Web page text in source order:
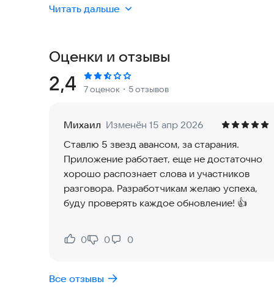
✨ ЧТО ВЫ ПОЛУЧАЕТЕ
Записывайте всё - совещания, лекции,
показывает ваш голос в реальном времени!
Получайте мгновенные резюме длинных
Просто и Красиво
Шикарный современный дизайн. Настолько
100% Конфиденциально
Студентов - Больше не упускайте детали лекций
Читать дальше
Оценки и отзывы
Рейтинг:
2,4 7 оценок ・5 отзывов
Михаил Изменён 15 апр 2026
Ставлю 5 звезд авансом, за старания.
Приложение работает, еще не достаточно
хорошо распознает слова и участников
разговора. Разработчикам желаю успеха,
буду проверять каждое обновление! 👍
Нравится:
0
Не нравится:
0 0
Все отзывы